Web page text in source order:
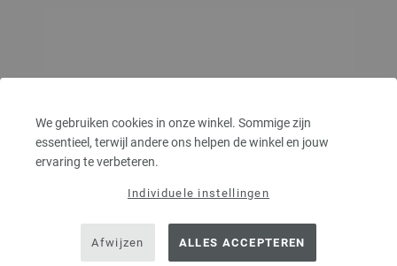
We gebruiken cookies in onze winkel. Sommige zijn
essentieel, terwijl andere ons helpen de winkel en jouw
ervaring te verbeteren.
Individuele instellingen
Afwijzen ALLES ACCEPTEREN